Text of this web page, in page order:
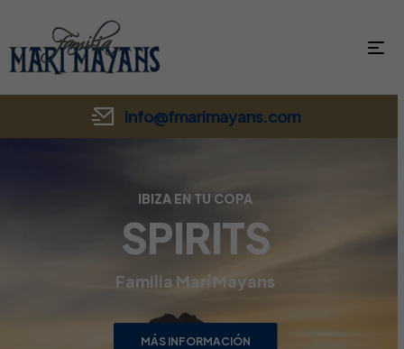
info@fmarimayans.com
IBIZA EN TU COPA
SPIRITS
Familia Marí Mayans
MÁS INFORMACIÓN